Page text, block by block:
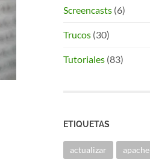
Screencasts (6)
Trucos (30)
Tutoriales (83)
ETIQUETAS
actualizar apache